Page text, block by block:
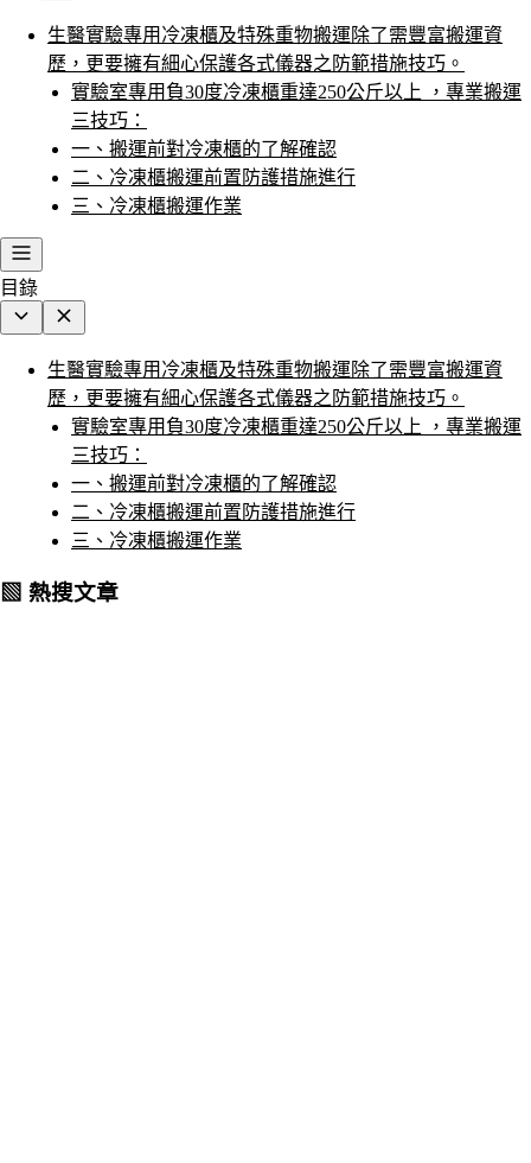
生醫實驗專用冷凍櫃及特殊重物搬運除了需豐富搬運資
歷，更要擁有細心保護各式儀器之防範措施技巧。
實驗室專用負30度冷凍櫃重達250公斤以上 ，專業搬運
三技巧：
一、搬運前對冷凍櫃的了解確認
二、冷凍櫃搬運前置防護措施進行
三、冷凍櫃搬運作業
目錄
生醫實驗專用冷凍櫃及特殊重物搬運除了需豐富搬運資
歷，更要擁有細心保護各式儀器之防範措施技巧。
實驗室專用負30度冷凍櫃重達250公斤以上 ，專業搬運
三技巧：
一、搬運前對冷凍櫃的了解確認
二、冷凍櫃搬運前置防護措施進行
三、冷凍櫃搬運作業
▧ 熱搜文章